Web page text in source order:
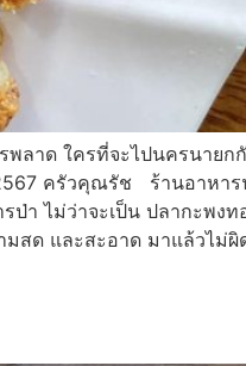
ลาด ใครที่จะไปนครนายก
ครัวคุณรัช ร้านอาหา
า ไม่ว่าจะเป็น ปลากะพงท
สด และสะอาด มาแล้วไม่ผิ